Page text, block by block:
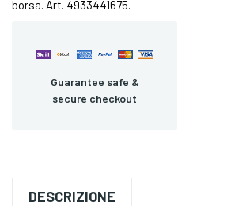
borsa. Art. 4933441675.
Guarantee safe &
secure checkout
DESCRIZIONE